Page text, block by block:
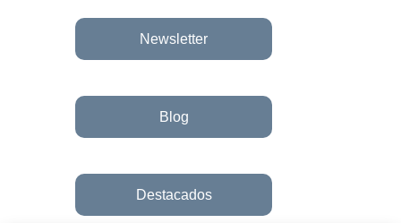
Newsletter
Blog
Destacados